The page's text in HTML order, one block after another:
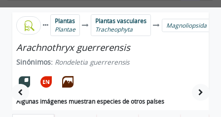
Plantas
Plantae
Plantas vasculares
Tracheophyta
Magnoliopsida
Arachnothryx guerrerensis
Sinónimos: Rondeletia guerrerensis
Algunas imágenes muestran especies de otros países